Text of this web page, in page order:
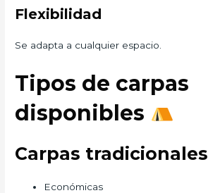
Flexibilidad
Se adapta a cualquier espacio.
Tipos de carpas
disponibles
Carpas tradicionales
Económicas